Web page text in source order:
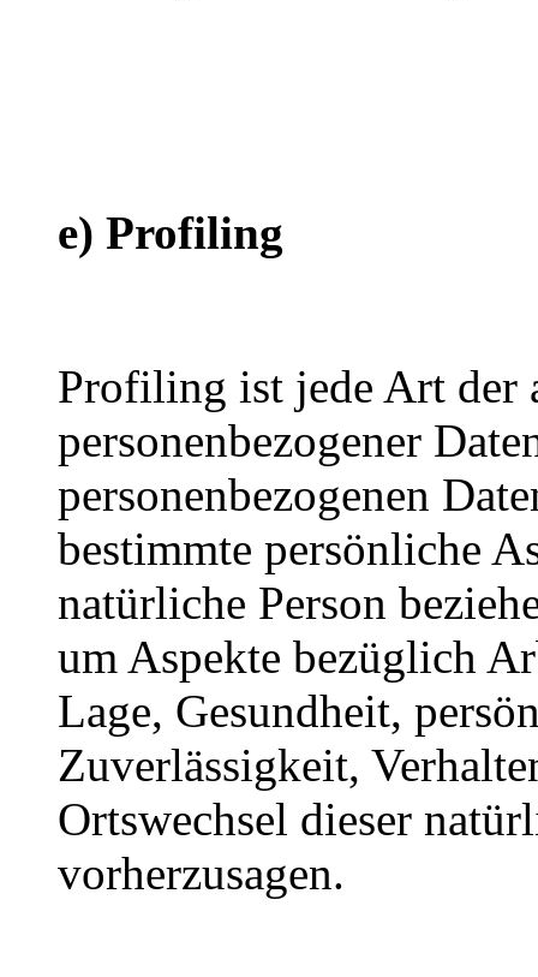
e) Profiling
Profiling ist jede Art der
personenbezogener
personenbezogenen
bestimmte persönliche
natürliche Person
um Aspekte bezüglich
Lage, Gesundheit,
Zuverlässigkeit,
Ortswechsel dieser
vorherzusagen.